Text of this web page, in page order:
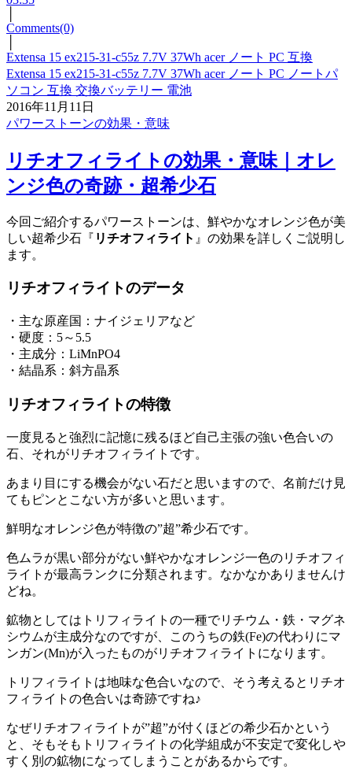
Comments(0)
Extensa 15 ex215-31-c55z 7.7V 37Wh acer ノート PC 互換
Extensa 15 ex215-31-c55z 7.7V 37Wh acer ノート PC ノートパ
ソコン 互換 交換バッテリー 電池
2016年11月11日
パワーストーンの効果・意味
リチオフィライトの効果・意味｜オレ
ンジ色の奇跡・超希少石
今回ご紹介するパワーストーンは、鮮やかなオレンジ色が美
しい超希少石『 リチオフィライト 』の効果を詳しくご説明し
ます。
リチオフィライトのデータ
・主な原産国：ナイジェリアなど
・硬度：5～5.5
・主成分：LiMnPO4
・結晶系：斜方晶系
リチオフィライトの特徴
一度見ると強烈に記憶に残るほど自己主張の強い色合いの
石、それがリチオフィライトです。
あまり目にする機会がない石だと思いますので、名前だけ見
てもピンとこない方が多いと思います。
鮮明なオレンジ色が特徴の”超”希少石です。
色ムラが黒い部分がない鮮やかなオレンジ一色のリチオフィ
ライトが最高ランクに分類されます。なかなかありませんけ
どね。
鉱物としてはトリフィライトの一種でリチウム・鉄・マグネ
シウムが主成分なのですが、このうちの鉄(Fe)の代わりにマ
ンガン(Mn)が入ったものがリチオフィライトになります。
トリフィライトは地味な色合いなので、そう考えるとリチオ
フィライトの色合いは奇跡ですね♪
なぜリチオフィライトが”超”が付くほどの希少石かという
と、そもそもトリフィライトの化学組成が不安定で変化しや
すく別の鉱物になってしまうことがあるからです。